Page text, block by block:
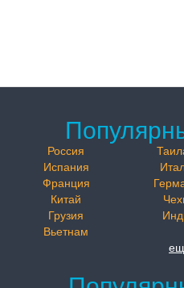
Россия
Испания
Франция
Китай
Грузия
Вьетнам